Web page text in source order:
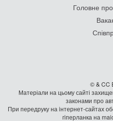
Головне
© & CC
Матеріали на цьому сайті
законами про
При передруку на iнтернет-сайтах
гiперланка на